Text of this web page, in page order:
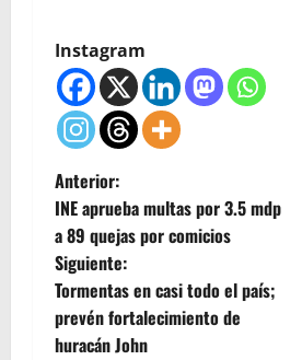
Instagram
N
a
v
e
Anterior:
INE aprueba multas por 3.5 mdp
a 89 quejas por comicios
Siguiente:
Tormentas en casi todo el país;
prevén fortalecimiento de
huracán John